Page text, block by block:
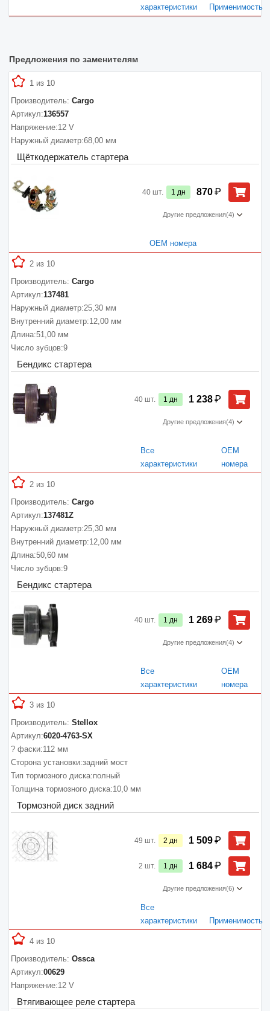
характеристики
Применимость
Предложения по заменителям
Щёткодержатель стартера
1 из 10
Производитель: Cargo
Артикул:136557
Напряжение:12 V
Наружный диаметр:68,00 мм
40 шт. 1 дн 870₽
Другие предложения(4)
ОЕМ номера
Бендикс стартера
2 из 10
Производитель: Cargo
Артикул:137481
Наружный диаметр:25,30 мм
Внутренний диаметр:12,00 мм
Длина:51,00 мм
Число зубцов:9
40 шт. 1 дн 1 238₽
Другие предложения(4)
Все
характеристики
ОЕМ
номера
Бендикс стартера
2 из 10
Производитель: Cargo
Артикул:137481Z
Наружный диаметр:25,30 мм
Внутренний диаметр:12,00 мм
Длина:50,60 мм
Число зубцов:9
40 шт. 1 дн 1 269₽
Другие предложения(4)
Все
характеристики
ОЕМ
номера
Тормозной диск задний
3 из 10
Производитель: Stellox
Артикул:6020-4763-SX
? фаски:112 мм
Сторона установки:задний мост
Тип тормозного диска:полный
Толщина тормозного диска:10,0 мм
49 шт. 2 дн 1 509₽
2 шт. 1 дн 1 684₽
Другие предложения(6)
Все
характеристики
Применимость
Втягивающее реле стартера
4 из 10
Производитель: Ossca
Артикул:00629
Напряжение:12 V